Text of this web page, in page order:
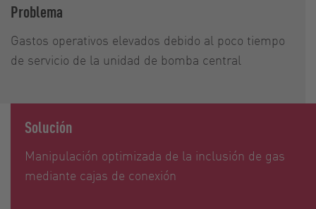
Problema
Gastos operativos elevados debido al poco tiempo
de servicio de la unidad de bomba central
Solución
Manipulación optimizada de la inclusión de gas
mediante cajas de conexión